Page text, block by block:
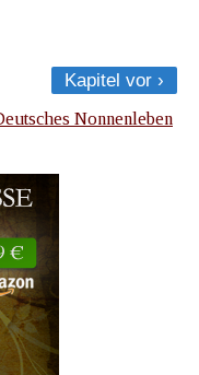
Kapitel vor ›
Nonnenleben